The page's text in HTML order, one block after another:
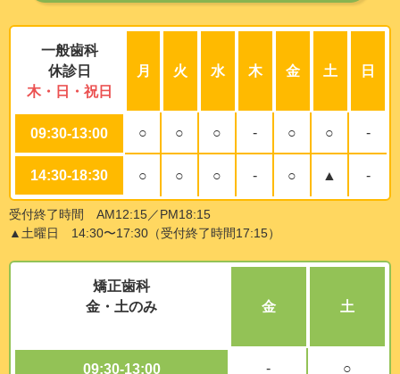
一般歯科
休診日
木・日・祝日
月 火 水 木 金 土 日
09:30-13:00 ○ ○ ○ - ○ ○ -
14:30-18:30 ○ ○ ○ - ○ ▲ -
受付終了時間 AM12:15／PM18:15
▲土曜日 14:30〜17:30（受付終了時間17:15）
矯正歯科
金・土のみ
金 土
09:30-13:00 - ○